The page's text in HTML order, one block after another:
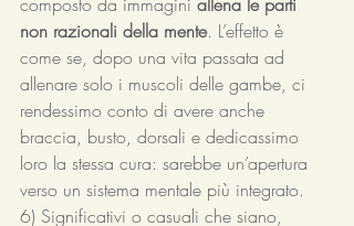
non razionali della mente. L’effetto è
come se, dopo una vita passata ad
allenare solo i muscoli delle gambe, ci
rendessimo conto di avere anche
braccia, busto, dorsali e dedicassimo
loro la stessa cura: sarebbe un’apertura
verso un sistema mentale più integrato.
6) Significativi o casuali che siano,